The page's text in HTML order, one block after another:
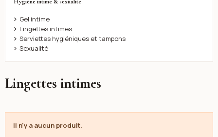
Lingettes intimes
Il n'y a aucun produit.
Gel intime
Lingettes intimes
Serviettes hygiéniques et tampons
Sexualité